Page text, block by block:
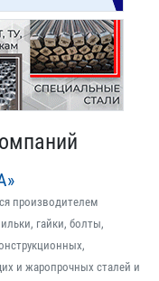
производителем
гайки, болты,
и жаропрочных сталей и